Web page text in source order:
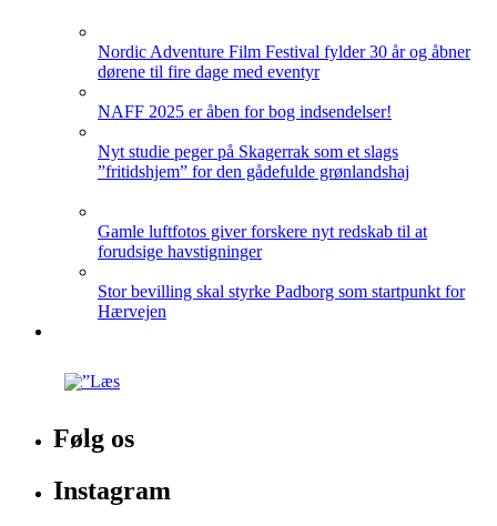
Nordic Adventure Film Festival fylder 30 år og åbner
dørene til fire dage med eventyr
NAFF 2025 er åben for bog indsendelser!
Nyt studie peger på Skagerrak som et slags
”fritidshjem” for den gådefulde grønlandshaj
Gamle luftfotos giver forskere nyt redskab til at
forudsige havstigninger
Stor bevilling skal styrke Padborg som startpunkt for
Hærvejen
Følg os
Instagram